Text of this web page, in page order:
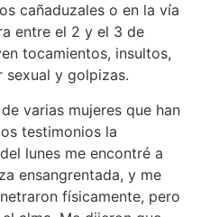
cañaduzales o en la vía
entre el 2 y el 3 de
tocamientos, insultos,
sexual y golpizas.
varias mujeres que han
testimonios la
lunes me encontré a
ensangrentada, y me
físicamente, pero